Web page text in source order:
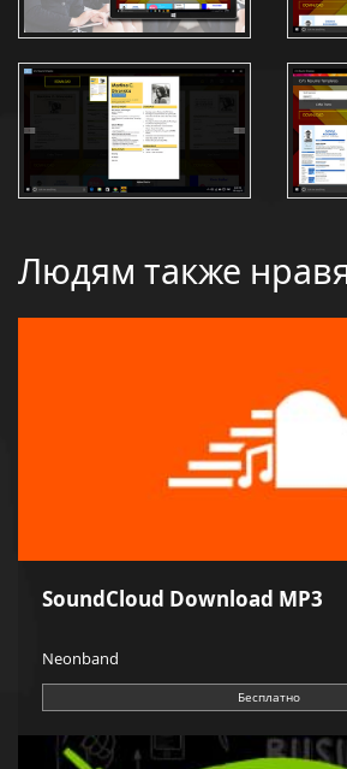
Людям также
SoundCloud Download MP3
Neonband
Бесплатно